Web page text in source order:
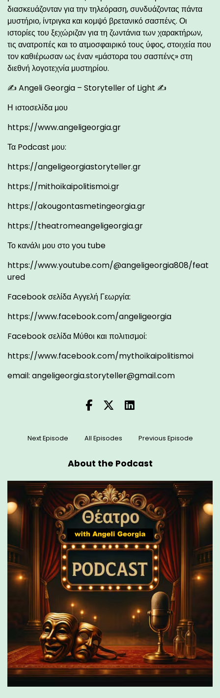
διασκευάζονταν για την τηλεόραση, συνδυάζοντας πάντα
μυστήριο, ίντριγκα και κομψό βρετανικό σασπένς. Οι
ιστορίες του ξεχώριζαν για τη ζωντάνια των χαρακτήρων,
τις ανατροπές και το ατμοσφαιρικό τους ύφος, στοιχεία που
τον καθιέρωσαν ως έναν «μάστορα του σασπένς» στη
διεθνή λογοτεχνία μυστηρίου.
✍ Angeli Georgia – Storyteller of Light ✍
Η ιστοσελίδα μου
https://www.angeligeorgia.gr
Τα Podcast μου:
https://angeligeorgiastoryteller.gr
https://mithoikaipolitismoi.gr
https://akougontasmetingeorgia.gr
https://theatromeangeligeorgia.gr
Το κανάλι μου στο you tube
https://www.youtube.com/@angeligeorgia808/feat
ured
Facebook σελίδα Αγγελή Γεωργία:
https://www.facebook.com/angeligeorgia
Facebook σελίδα Μύθοι και πολιτισμοί:
https://www.facebook.com/mythoikaipolitismoi
email: angeligeorgia.storyteller@gmail.com
Next Episode All Episodes Previous Episode
About the Podcast